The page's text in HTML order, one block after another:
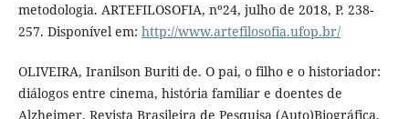
metodologia. ARTEFILOSOFIA, nº24, julho de 2018, P. 238-
257. Disponível em: http://www.artefilosofia.ufop.br/
OLIVEIRA, Iranilson Buriti de. O pai, o filho e o historiador:
diálogos entre cinema, história familiar e doentes de
Alzheimer. Revista Brasileira de Pesquisa (Auto)Biográfica,